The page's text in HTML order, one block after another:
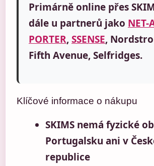
Primárně online přes
dále u partnerů jako NET-
PORTER,SSENSE,
Fifth Avenue, Selfridges.
Klíčové informace o nákupu
SKIMS nemá fyzické
Portugalsku ani v
republice